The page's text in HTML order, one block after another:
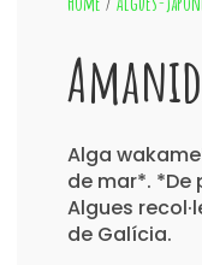
Alga
de mar*.
Algues
de Galícia.